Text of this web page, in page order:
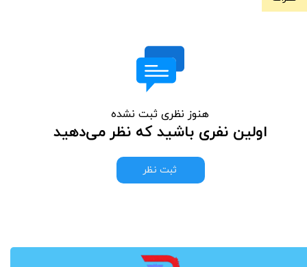
هنوز نظری ثبت نشده
اولین نفری باشید که نظر می‌دهید
ثبت نظر